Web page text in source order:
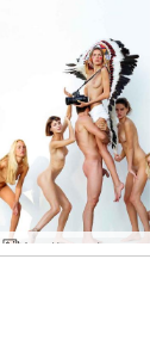
Аля Кокси Флора Теа Зайка фотосесия